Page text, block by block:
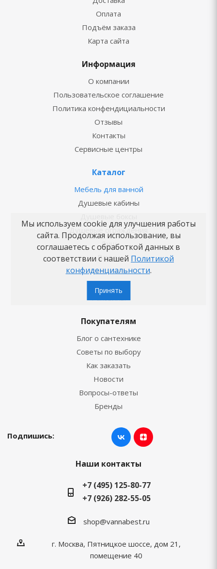
Оплата
Подъём заказа
Карта сайта
Информация
О компании
Пользовательское соглашение
Политика конфендициальности
Отзывы
Контакты
Сервисные центры
Каталог
Мебель для ванной
Душевые кабины
Душевые ограждения
Душ
Ванны
Смесители
Раковины
Покупателям
Блог о сантехнике
Советы по выбору
Как заказать
Новости
Вопросы-ответы
Бренды
Подпишись:
Наши контакты
+7 (495) 125-80-77
+7 (926) 282-55-05
shop@vannabest.ru
г. Москва, Пятницкое шоссе, дом 21,
помещение 40
Мы используем cookie для улучшения работы
сайта. Продолжая использование, вы
соглашаетесь с обработкой данных в
соответствии с нашей Политикой
конфиденциальности.
Принять